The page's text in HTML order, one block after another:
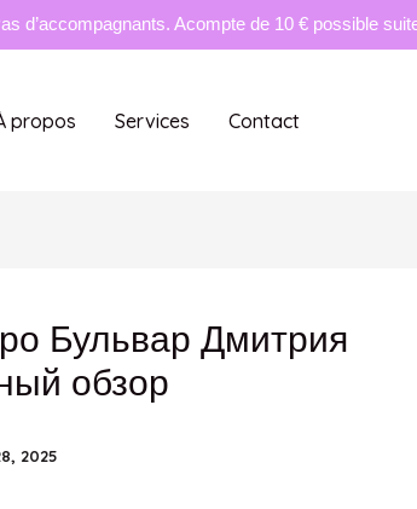
d’accompagnants. Acompte de 10 € possible
propos Services Contact
Бульвар Дмитрия
обзор
2025